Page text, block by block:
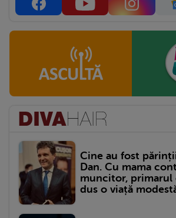
Cine au fost
Dan. Cu mama
muncitor, primarul
dus o viață